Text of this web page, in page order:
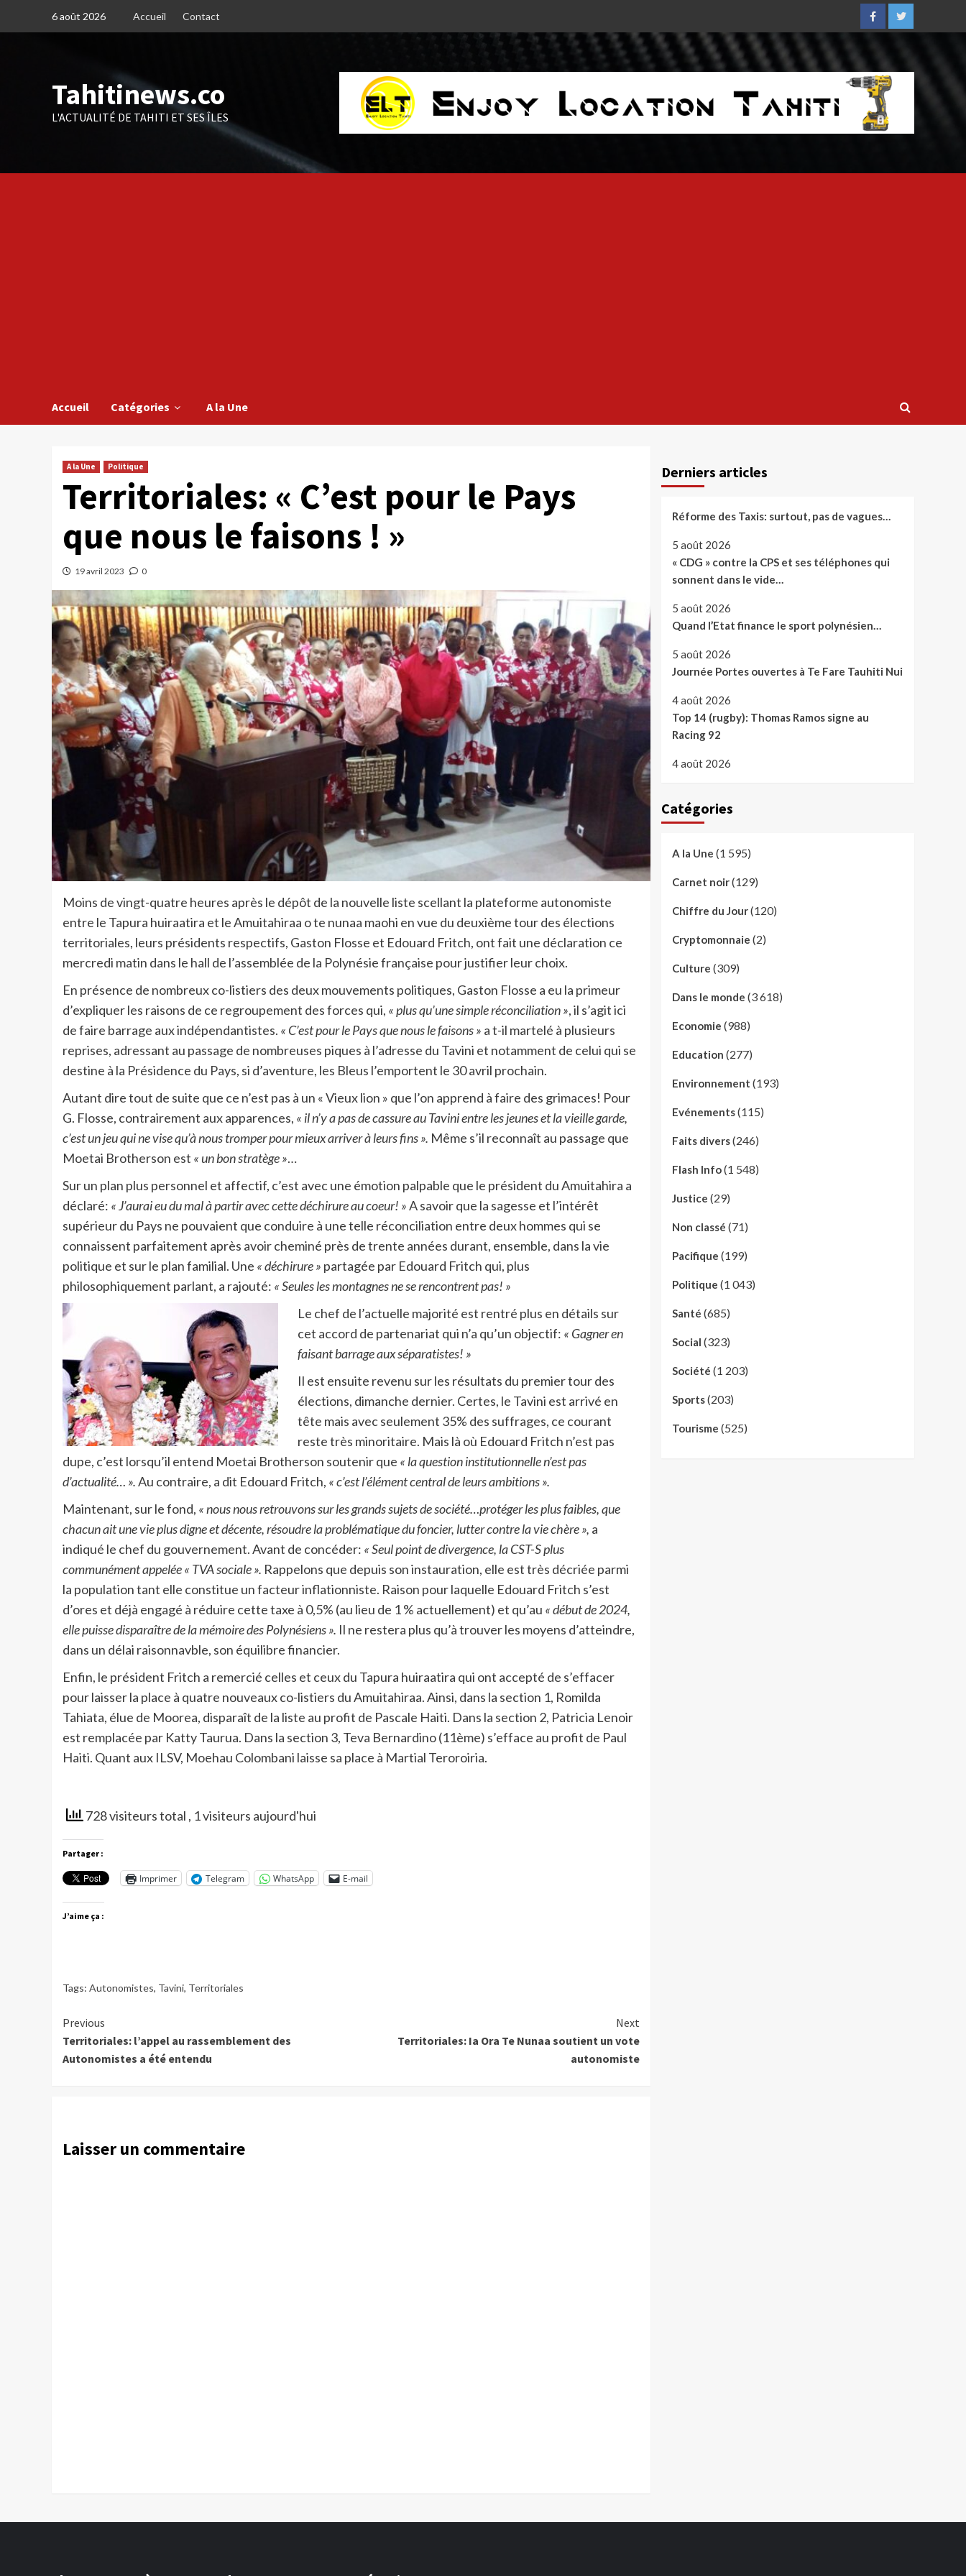
6 août 2026 Accueil Contact
FacebookTwitter
Tahitinews.co
L'ACTUALITÉ DE TAHITI ET SES ÎLES
Accueil Catégories A la Une
A la Une Politique
Territoriales: « C’est pour le Pays
que nous le faisons ! »
19 avril 2023 0
Moins de vingt-quatre heures après le dépôt de la nouvelle liste scellant la plateforme autonomiste
entre le Tapura huiraatira et le Amuitahiraa o te nunaa maohi en vue du deuxième tour des élections
territoriales, leurs présidents respectifs, Gaston Flosse et Edouard Fritch, ont fait une déclaration ce
mercredi matin dans le hall de l’assemblée de la Polynésie française pour justifier leur choix.
En présence de nombreux co-listiers des deux mouvements politiques, Gaston Flosse a eu la primeur
d’expliquer les raisons de ce regroupement des forces qui, « plus qu’une simple réconciliation », il s’agit ici
de faire barrage aux indépendantistes. « C’est pour le Pays que nous le faisons » a t-il martelé à plusieurs
reprises, adressant au passage de nombreuses piques à l’adresse du Tavini et notamment de celui qui se
destine à la Présidence du Pays, si d’aventure, les Bleus l’emportent le 30 avril prochain.
Autant dire tout de suite que ce n’est pas à un « Vieux lion » que l’on apprend à faire des grimaces! Pour
G. Flosse, contrairement aux apparences, « il n’y a pas de cassure au Tavini entre les jeunes et la vieille garde,
c’est un jeu qui ne vise qu’à nous tromper pour mieux arriver à leurs fins ». Même s’il reconnaît au passage que
Moetai Brotherson est « un bon stratège »…
Sur un plan plus personnel et affectif, c’est avec une émotion palpable que le président du Amuitahira a
déclaré: « J’aurai eu du mal à partir avec cette déchirure au coeur! »A savoir que la sagesse et l’intérêt
supérieur du Pays ne pouvaient que conduire à une telle réconciliation entre deux hommes qui se
connaissent parfaitement après avoir cheminé près de trente années durant, ensemble, dans la vie
politique et sur le plan familial. Une « déchirure » partagée par Edouard Fritch qui, plus
philosophiquement parlant, a rajouté: « Seules les montagnes ne se rencontrent pas! »
Le chef de l’actuelle majorité est rentré plus en détails sur
cet accord de partenariat qui n’a qu’un objectif: « Gagner en
faisant barrage aux séparatistes! »
Il est ensuite revenu sur les résultats du premier tour des
élections, dimanche dernier. Certes, le Tavini est arrivé en
tête mais avec seulement 35% des suffrages, ce courant
reste très minoritaire. Mais là où Edouard Fritch n’est pas
dupe, c’est lorsqu’il entend Moetai Brotherson soutenir que « la question institutionnelle n’est pas
d’actualité… ».Au contraire, a dit Edouard Fritch, « c’est l’élément central de leurs ambitions ».
Maintenant, sur le fond, « nous nous retrouvons sur les grands sujets de société…protéger les plus faibles, que
chacun ait une vie plus digne et décente, résoudre la problématique du foncier, lutter contre la vie chère », a
indiqué le chef du gouvernement. Avant de concéder: « Seul point de divergence, la CST-S plus
communément appelée « TVA sociale ». Rappelons que depuis son instauration, elle est très décriée parmi
la population tant elle constitue un facteur inflationniste. Raison pour laquelle Edouard Fritch s’est
d’ores et déjà engagé à réduire cette taxe à 0,5% (au lieu de 1 % actuellement) et qu’au « début de 2024,
elle puisse disparaître de la mémoire des Polynésiens ». Il ne restera plus qu’à trouver les moyens d’atteindre,
dans un délai raisonnavble, son équilibre financier.
Enfin, le président Fritch a remercié celles et ceux du Tapura huiraatira qui ont accepté de s’effacer
pour laisser la place à quatre nouveaux co-listiers du Amuitahiraa. Ainsi, dans la section 1, Romilda
Tahiata, élue de Moorea, disparaît de la liste au profit de Pascale Haiti. Dans la section 2, Patricia Lenoir
est remplacée par Katty Taurua. Dans la section 3, Teva Bernardino (11ème) s’efface au profit de Paul
Haiti. Quant aux ILSV, Moehau Colombani laisse sa place à Martial Teroroiria.
728 visiteurs total , 1 visiteurs aujourd'hui
Partager :
Imprimer Telegram WhatsApp E-mail
J’aime ça :
Tags: Autonomistes, Tavini, Territoriales
Continue
Reading
Previous
Territoriales: l’appel au rassemblement des
Autonomistes a été entendu
Next
Territoriales: Ia Ora Te Nunaa soutient un vote
autonomiste
Laisser un commentaire
Derniers articles
Réforme des Taxis: surtout, pas de vagues…
5 août 2026
« CDG » contre la CPS et ses téléphones qui
sonnent dans le vide…
5 août 2026
Quand l’Etat finance le sport polynésien…
5 août 2026
Journée Portes ouvertes à Te Fare Tauhiti Nui
4 août 2026
Top 14 (rugby): Thomas Ramos signe au
Racing 92
4 août 2026
Catégories
A la Une (1 595)
Carnet noir(129)
Chiffre du Jour(120)
Cryptomonnaie (2)
Culture (309)
Dans le monde (3 618)
Economie (988)
Education (277)
Environnement (193)
Evénements(115)
Faits divers(246)
Flash Info(1 548)
Justice (29)
Non classé (71)
Pacifique (199)
Politique (1 043)
Santé (685)
Social (323)
Société (1 203)
Sports(203)
Tourisme (525)